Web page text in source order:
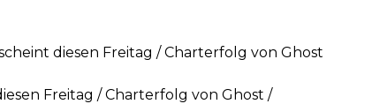
diesen Freitag / Charterfolg von Ghost
Freitag / Charterfolg von Ghost /